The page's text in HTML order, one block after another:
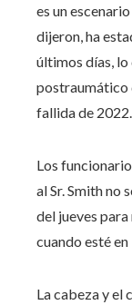
es un
dijeron, ha
últimos días, lo
postraumático
fallida de 2022.
Los
al Sr. Smith no
del jueves
cuando esté
La cabeza y el